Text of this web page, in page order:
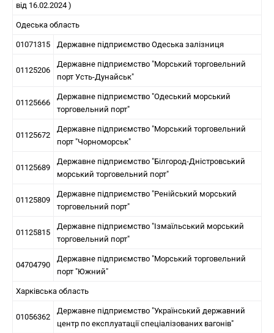
від 16.02.2024 )
Одеська область
01071315 Державне підприємство Одеська залізниця
01125206
Державне підприємство "Морський торговельний
порт Усть-Дунайськ"
01125666
Державне підприємство "Одеський морський
торговельний порт"
01125672
Державне підприємство "Морський торговельний
порт "Чорноморськ"
01125689
Державне підприємство "Білгород-Дністровський
морський торговельний порт"
01125809
Державне підприємство "Ренійський морський
торговельний порт"
01125815
Державне підприємство "Ізмаїльський морський
торговельний порт"
04704790
Державне підприємство "Морський торговельний
порт "Южний"
Харківська область
01056362
Державне підприємство "Український державний
центр по експлуатації спеціалізованих вагонів"